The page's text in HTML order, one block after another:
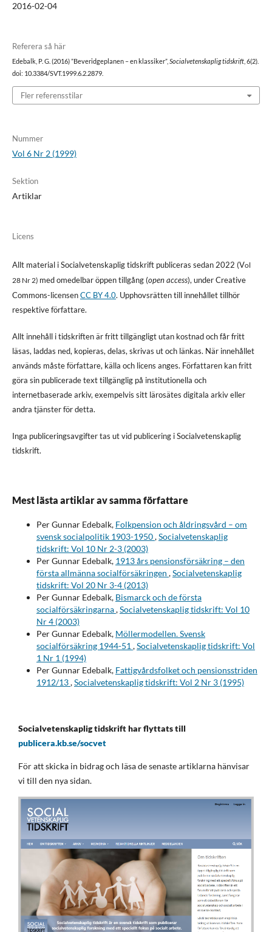
2016-02-04
Referera så här
Edebalk, P. G. (2016) ”Beveridgeplanen – en klassiker”, Socialvetenskaplig tidskrift, 6(2).
doi: 10.3384/SVT.1999.6.2.2879.
Fler referensstilar
Nummer
Vol 6 Nr 2 (1999)
Sektion
Artiklar
Licens
Allt material i Socialvetenskaplig tidskrift publiceras sedan 2022 (Vol
28 Nr 2) med omedelbar öppen tillgång (open access), under Creative
Commons-licensenCC BY 4.0. Upphovsrätten till innehållet tillhör
respektive författare.
Allt innehåll i tidskriften är fritt tillgängligt utan kostnad och får fritt
läsas, laddas ned, kopieras, delas, skrivas ut och länkas. När innehållet
används måste författare, källa och licens anges. Författaren kan fritt
göra sin publicerade text tillgänglig på institutionella och
internetbaserade arkiv, exempelvis sitt lärosätes digitala arkiv eller
andra tjänster för detta.
Inga publiceringsavgifter tas ut vid publicering i Socialvetenskaplig
tidskrift.
Mest lästa artiklar av samma författare
Per Gunnar Edebalk, Folkpension och åldringsvård – om
svensk socialpolitik 1903-1950,Socialvetenskaplig
tidskrift: Vol 10 Nr 2-3 (2003)
Per Gunnar Edebalk, 1913 års pensionsförsäkring – den
första allmänna socialförsäkringen ,Socialvetenskaplig
tidskrift: Vol 20 Nr 3-4 (2013)
Per Gunnar Edebalk, Bismarck och de första
socialförsäkringarna,Socialvetenskaplig tidskrift: Vol 10
Nr 4 (2003)
Per Gunnar Edebalk, Möllermodellen. Svensk
socialförsäkring 1944-51 ,Socialvetenskaplig tidskrift: Vol
1 Nr 1 (1994)
Per Gunnar Edebalk, Fattigvårdsfolket och pensionsstriden
1912/13,Socialvetenskaplig tidskrift: Vol 2 Nr 3 (1995)
Socialvetenskaplig tidskrift har flyttats till
publicera.kb.se/socvet
För att skicka in bidrag och läsa de senaste artiklarna hänvisar
vi till den nya sidan.